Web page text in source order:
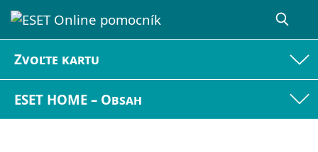
Zvoľte kartu
ESET HOME – Obsah